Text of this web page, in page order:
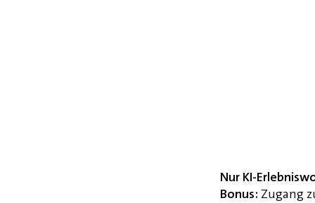
Nur KI-
Bonus: Zugang